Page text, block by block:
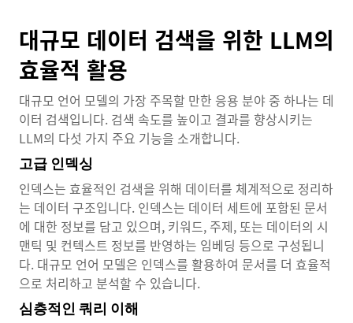
대규모 데이터 검색을 위한 LLM의
효율적 활용
대규모 언어 모델의 가장 주목할 만한 응용 분야 중 하나는 데
이터 검색입니다. 검색 속도를 높이고 결과를 향상시키는
LLM의 다섯 가지 주요 기능을 소개합니다.
고급 인덱싱
인덱스는 효율적인 검색을 위해 데이터를 체계적으로 정리하
는 데이터 구조입니다. 인덱스는 데이터 세트에 포함된 문서
에 대한 정보를 담고 있으며, 키워드, 주제, 또는 데이터의 시
맨틱 및 컨텍스트 정보를 반영하는 임베딩 등으로 구성됩니
다. 대규모 언어 모델은 인덱스를 활용하여 문서를 더 효율적
으로 처리하고 분석할 수 있습니다.
심층적인 쿼리 이해